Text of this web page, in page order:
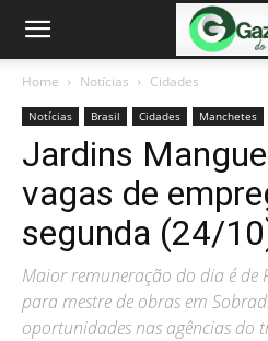
Home Notícias Cidades
Notícias Brasil Cidades Manchetes
Jardins
vagas de
segunda (24/
Maior remuneração do dia é de
para mestre de obras em
oportunidades nas agências do